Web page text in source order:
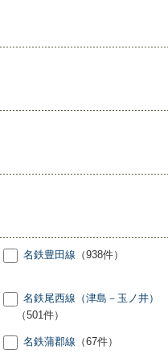
名鉄豊田線 （938件）
名鉄尾西線（津島－玉ノ井）
（501件）
名鉄蒲郡線 （67件）